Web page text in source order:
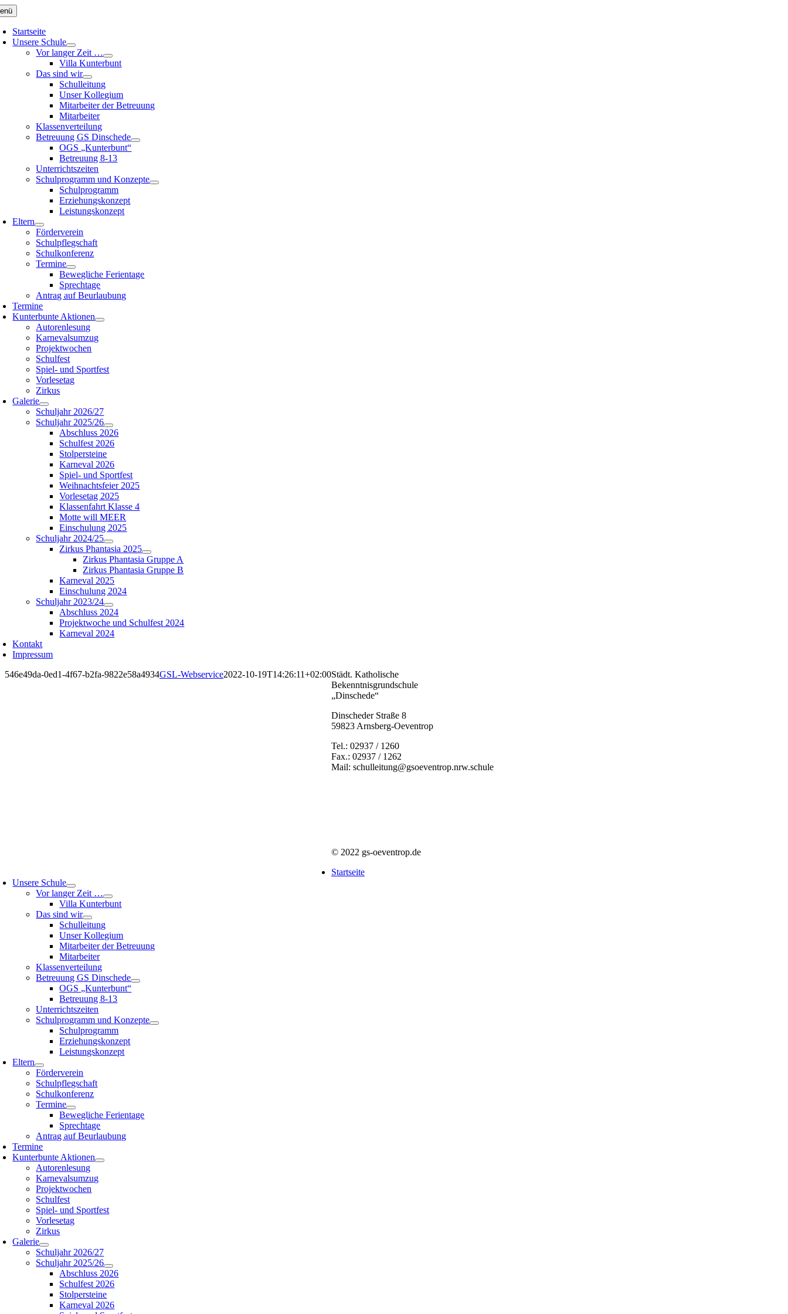
Zum
Inhalt
springen
Startseite
Unsere Schule
Vor langer Zeit …
Villa Kunterbunt
Das sind wir
Schulleitung
Unser Kollegium
Mitarbeiter der Betreuung
Mitarbeiter
Klassenverteilung
Betreuung GS Dinschede
OGS „Kunterbunt“
Betreuung 8-13
Unterrichtszeiten
Schulprogramm und Konzepte
Schulprogramm
Erziehungskonzept
Leistungskonzept
Eltern
Förderverein
Schulpflegschaft
Schulkonferenz
Termine
Bewegliche Ferientage
Sprechtage
Antrag auf Beurlaubung
Termine
Kunterbunte Aktionen
Autorenlesung
Karnevalsumzug
Projektwochen
Schulfest
Spiel- und Sportfest
Vorlesetag
Zirkus
Galerie
Schuljahr 2026/27
Schuljahr 2025/26
Abschluss 2026
Schulfest 2026
Stolpersteine
Karneval 2026
Spiel- und Sportfest
Weihnachtsfeier 2025
Vorlesetag 2025
Klassenfahrt Klasse 4
Motte will MEER
Einschulung 2025
Schuljahr 2024/25
Zirkus Phantasia 2025
Zirkus Phantasia Gruppe A
Zirkus Phantasia Gruppe B
Karneval 2025
Einschulung 2024
Schuljahr 2023/24
Abschluss 2024
Projektwoche und Schulfest 2024
Karneval 2024
Kontakt
Impressum
546e49da-0ed1-4f67-b2fa-9822e58a4934GSL-Webservice2022-10-19T14:26:11+02:00Städt. Katholische
Bekenntnisgrundschule
„Dinschede“
Dinscheder Straße 8
59823 Arnsberg-Oeventrop
Tel.: 02937 / 1260
Fax.: 02937 / 1262
Mail: schulleitung@gsoeventrop.nrw.schule
© 2022 gs-oeventrop.de
Startseite
Unsere Schule
Vor langer Zeit …
Villa Kunterbunt
Das sind wir
Schulleitung
Unser Kollegium
Mitarbeiter der Betreuung
Mitarbeiter
Klassenverteilung
Betreuung GS Dinschede
OGS „Kunterbunt“
Betreuung 8-13
Unterrichtszeiten
Schulprogramm und Konzepte
Schulprogramm
Erziehungskonzept
Leistungskonzept
Eltern
Förderverein
Schulpflegschaft
Schulkonferenz
Termine
Bewegliche Ferientage
Sprechtage
Antrag auf Beurlaubung
Termine
Kunterbunte Aktionen
Autorenlesung
Karnevalsumzug
Projektwochen
Schulfest
Spiel- und Sportfest
Vorlesetag
Zirkus
Galerie
Schuljahr 2026/27
Schuljahr 2025/26
Abschluss 2026
Schulfest 2026
Stolpersteine
Karneval 2026